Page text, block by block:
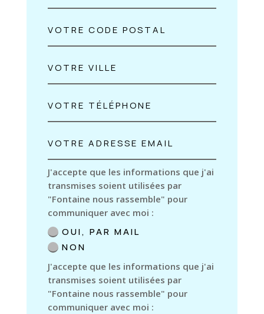
J'accepte que les informations que j'ai
transmises soient utilisées par
"Fontaine nous rassemble" pour
communiquer avec moi :
OUI, PAR MAIL
NON
J'accepte que les informations que j'ai
transmises soient utilisées par
"Fontaine nous rassemble" pour
communiquer avec moi :